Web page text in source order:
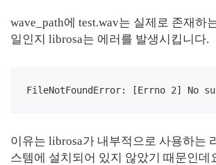
wave_path에 test.wav는 실제로 존재하
일인지 librosa는 에러를 발생시킵니다.
FileNotFoundError: [Errno 2]
이유는 librosa가 내부적으로 사용하는
스템에 설치되어 있지 않았기 때문인데